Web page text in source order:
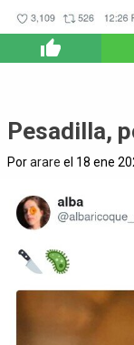
Pesadilla,
Porarare el 18 ene